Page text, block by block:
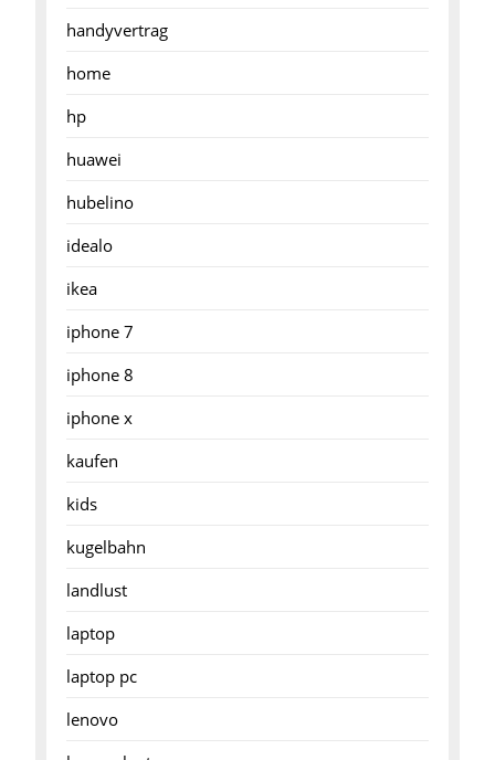
handyvertrag
home
hp
huawei
hubelino
idealo
ikea
iphone 7
iphone 8
iphone x
kaufen
kids
kugelbahn
landlust
laptop
laptop pc
lenovo